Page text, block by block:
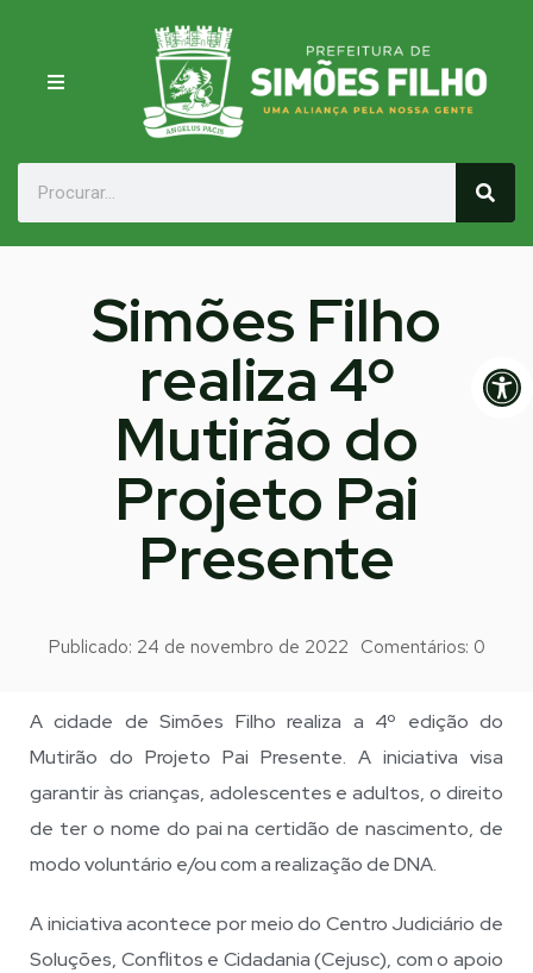
Simões Filho
realiza 4º
Mutirão do
Projeto Pai
Presente
Publicado: 24 de novembro de 2022 Comentários: 0
A cidade de Simões Filho realiza a 4º edição do
Mutirão do Projeto Pai Presente. A iniciativa visa
garantir às crianças, adolescentes e adultos, o direito
de ter o nome do pai na certidão de nascimento, de
modo voluntário e/ou com a realização de DNA.
A iniciativa acontece por meio do Centro Judiciário de
Soluções, Conflitos e Cidadania (Cejusc), com o apoio